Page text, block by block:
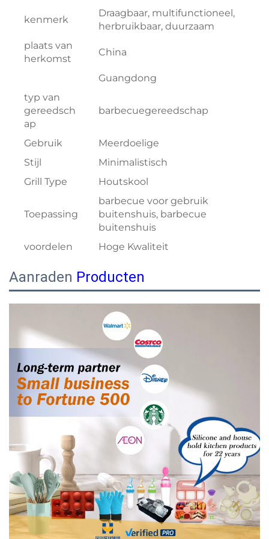
kenmerk
Draagbaar, multifunctioneel,
herbruikbaar, duurzaam
plaats van
herkomst
China
Guangdong
typ van
gereedsch
ap
barbecuegereedschap
Gebruik
Meerdoelige
Stijl
Minimalistisch
Grill Type
Houtskool
Toepassing
barbecue voor gebruik
buitenshuis, barbecue
buitenshuis
voordelen
Hoge Kwaliteit
Aanraden Producten